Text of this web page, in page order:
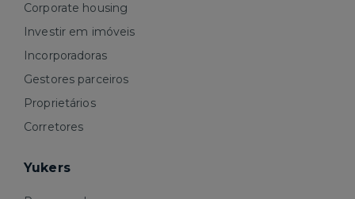
Corporate housing
Investir em imóveis
Incorporadoras
Gestores parceiros
Proprietários
Corretores
Yukers